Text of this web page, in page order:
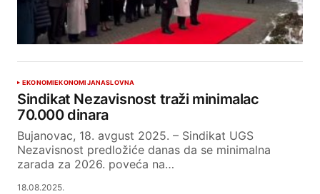
EKONOMIEKONOMIJANASLOVNA
Sindikat Nezavisnost traži minimalac
70.000 dinara
Bujanovac, 18. avgust 2025. – Sindikat UGS
Nezavisnost predložiće danas da se minimalna
zarada za 2026. poveća na…
18.08.2025.